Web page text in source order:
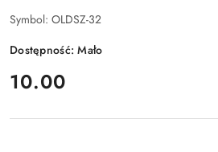
Symbol: OLDSZ-32
Dostępność:Mało
cena:
10.00